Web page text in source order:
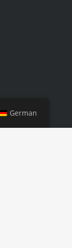
German